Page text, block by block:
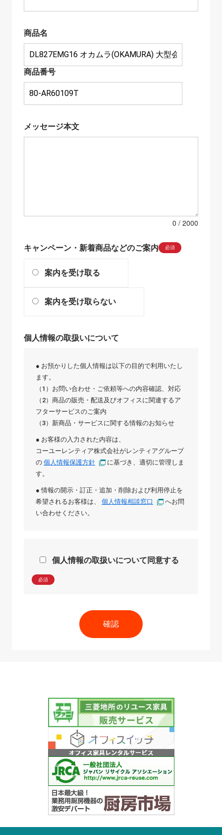
商品名
商品番号
メッセージ本文
0
キャンペーン・新着商品などのご案内 必須
案内を受け取る
案内を受け取らない
個人情報の取扱いについて
● お預かりした個人情報は以下の目的で利用いたし
ます。
（1）お問い合わせ・ご依頼等への内容確認、対応
（2）商品の販売・配送及びオフィスに関連するア
フターサービスのご案内
（3）新商品・サービスに関する情報のお知らせ
● お客様の入力された内容は、
コーユーレンティア株式会社がレンティアグループ
の 個人情報保護方針
に基づき、適切に管理しま
す。
● 情報の開示・訂正・追加・削除および利用停止を
希望されるお客様は、 個人情報相談窓口
へお問
い合わせください。
個人情報の取扱いについて同意する
必須